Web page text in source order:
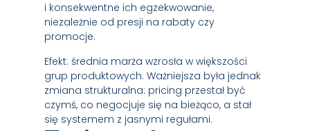
i konsekwentne ich egzekwowanie,
niezależnie od presji na rabaty czy
promocje.
Efekt: średnia marża wzrosła w większości
grup produktowych. Ważniejsza była jednak
zmiana strukturalna: pricing przestał być
czymś, co negocjuje się na bieżąco, a stał
się systemem z jasnymi regułami.